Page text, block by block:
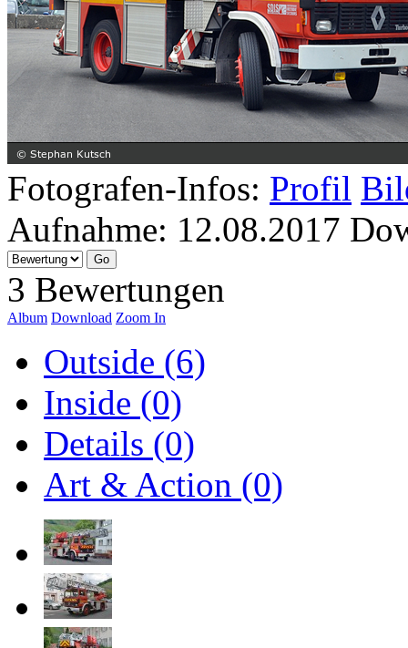
Fotografen-Infos: Profil
Aufnahme: 12.08.2017
3 Bewertungen
Album Download Zoom In
Outside (6)
Inside (0)
Details (0)
Art & Action (0)